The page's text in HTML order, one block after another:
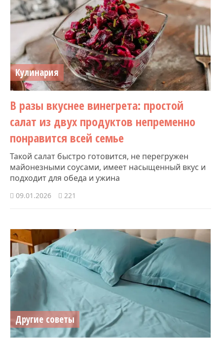
Кулинария
В разы вкуснее винегрета: простой
салат из двух продуктов непременно
понравится всей семье
Такой салат быстро готовится, не перегружен
майонезными соусами, имеет насыщенный вкус и
подходит для обеда и ужина
09.01.2026 221
Другие советы